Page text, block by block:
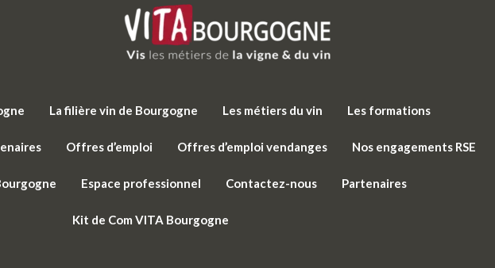
La filière vin de Bourgogne Les métiers du vin Les formations
Offres d’emploi Offres d’emploi vendanges Nos engagements RSE
Espace professionnel Contactez-nous Partenaires
Kit de Com VITA Bourgogne